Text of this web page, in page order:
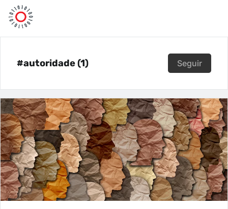
#autoridade (1) Seguir